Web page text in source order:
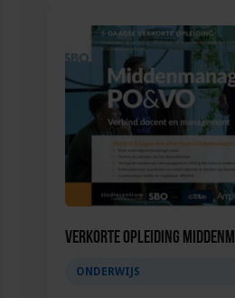
Verkorte opleiding
ONDERWIJS